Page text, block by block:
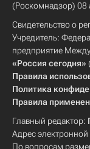
(Роскомнадзор) 08
Свидетельство о
Учредитель:
предприятие
«Россия сегодня»
Правила
Политика
Правила
Главный редактор:
Адрес
По вопросам